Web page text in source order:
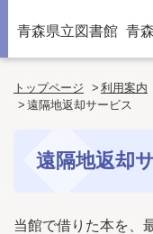
青森県立図書館 青
トップページ 利用案内
遠隔地返却サービス
遠隔地返却
当館で借りた本を、